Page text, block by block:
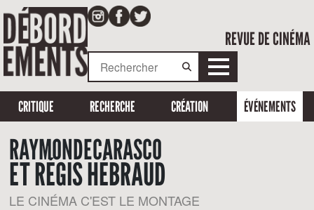
REVUE DE CINÉMA
CRITIQUE RECHERCHE CRÉATION ÉVÉNEMENTS
RAYMONDE CARASCO
ET RÉGIS HÉBRAUD
LE CINÉMA C'EST LE MONTAGE